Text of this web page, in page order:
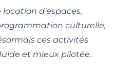
d’espaces,
culturelle,
ces activités
et mieux pilotée.